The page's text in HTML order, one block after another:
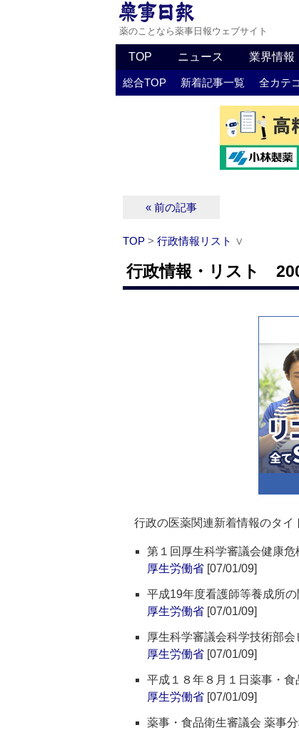
薬のことなら薬事日報ウェブサイト
TOP ニュース 業界情報
総合TOP 新着記事一覧 全カテ
« 前の記事
TOP > 行政情報リスト ∨
行政情報・リスト
行政の医薬関連新着情報のタイ
第１回厚生科学審議会健康
厚生労働省 [07/01/09]
平成19年度看護師等養成所
厚生労働省 [07/01/09]
厚生科学審議会科学技術部
厚生労働省 [07/01/09]
平成１８年８月１日薬事・
厚生労働省 [07/01/09]
薬事・食品衛生審議会 薬事